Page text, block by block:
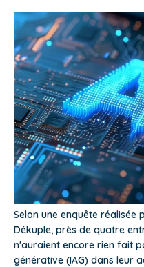
Selon une enquête réalisée
Dékuple, près de quatre
n'auraient encore rien fait
générative (IAG) dans leur